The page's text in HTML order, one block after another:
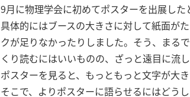
9月に物理学会に初めてポスターを出展した
具体的にはブースの大きさに対して紙面が
クが足りなかったりしました。そう、まる
くり読むにはいいものの、ざっと遠目に流
ポスターを見ると、もっともっと文字が大
そこで、よりポスターに語らせるにはどう